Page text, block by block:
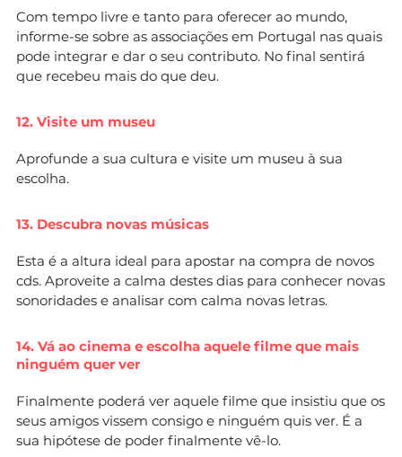
Com tempo livre e tanto para oferecer ao mundo,
informe-se sobre as associações em Portugal nas quais
pode integrar e dar o seu contributo. No final sentirá
que recebeu mais do que deu.
12. Visite um museu
Aprofunde a sua cultura e visite um museu à sua
escolha.
13. Descubra novas músicas
Esta é a altura ideal para apostar na compra de novos
cds. Aproveite a calma destes dias para conhecer novas
sonoridades e analisar com calma novas letras.
14. Vá ao cinema e escolha aquele filme que mais
ninguém quer ver
Finalmente poderá ver aquele filme que insistiu que os
seus amigos vissem consigo e ninguém quis ver. É a
sua hipótese de poder finalmente vê-lo.